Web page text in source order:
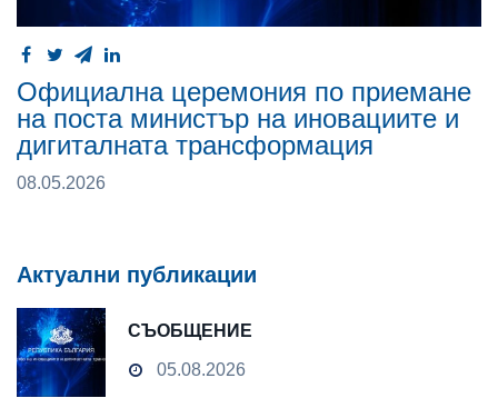
Официална церемония по приемане
на поста министър на иновациите и
дигиталната трансформация
08.05.2026
Актуални публикации
СЪОБЩЕНИЕ
05.08.2026